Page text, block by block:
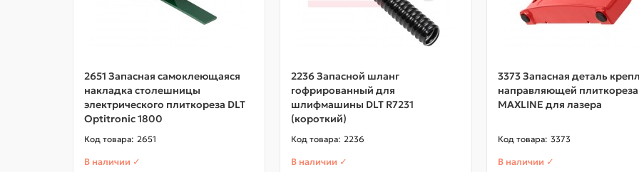
2651 Запасная самоклеющаяся
накладка столешницы
электрического плиткореза DLT
Optitronic 1800
2651
В наличии ✓
2236 Запасной шланг
гофрированный для
шлифмашины DLT R7231
(короткий)
2236
В наличии ✓
3373 Запасная деталь
направляющей плиткореза
MAXLINE для лазера
3373
В наличии ✓